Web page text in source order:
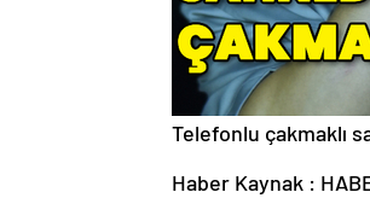
Telefonlu çakmaklı
Haber Kaynak :